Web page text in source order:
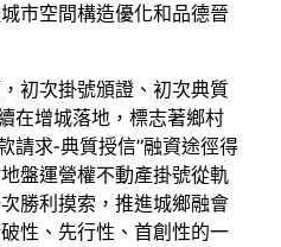
市空間構造優化和品德晉
初次掛號頒證、初次典質
在增城落地，標志著鄉村
請求-典質授信”融資途徑得
盤運營權不動產掛號從軌
勝利摸索，推進城鄉融會
性、先行性、首創性的一